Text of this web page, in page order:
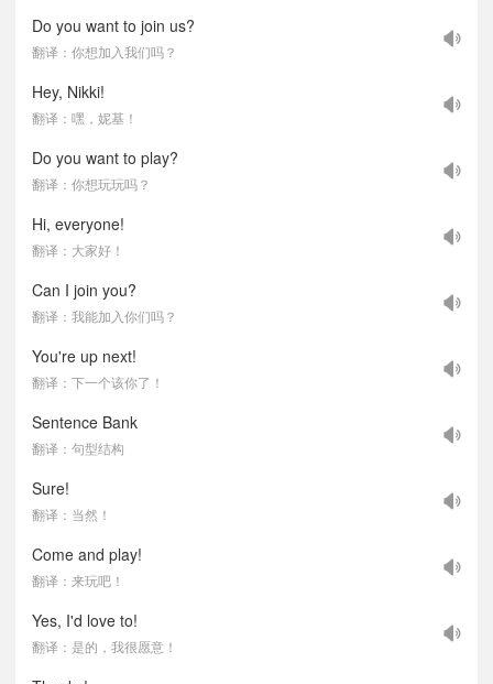
Do you want to join us?
翻译：你想加入我们吗？
Hey, Nikki!
翻译：嘿，妮基！
Do you want to play?
翻译：你想玩玩吗？
Hi, everyone!
翻译：大家好！
Can I join you?
翻译：我能加入你们吗？
You're up next!
翻译：下一个该你了！
Sentence Bank
翻译：句型结构
Sure!
翻译：当然！
Come and play!
翻译：来玩吧！
Yes, I'd love to!
翻译：是的，我很愿意！